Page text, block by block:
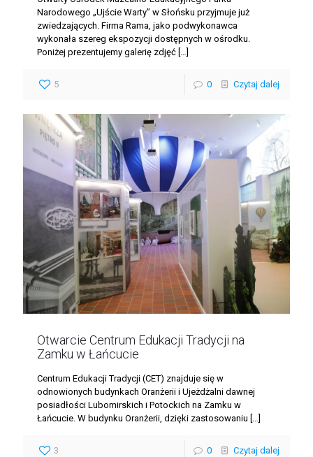
Narodowego „Ujście Warty” w Słońsku przyjmuje już
zwiedzających. Firma Rama, jako podwykonawca
wykonała szereg ekspozycji dostępnych w ośrodku.
Poniżej prezentujemy galerię zdjęć […]
5 0 Czytaj dalej
Otwarcie Centrum Edukacji Tradycji na
Zamku w Łańcucie
Centrum Edukacji Tradycji (CET) znajduje się w
odnowionych budynkach Oranżerii i Ujeżdżalni dawnej
posiadłości Lubomirskich i Potockich na Zamku w
Łańcucie. W budynku Oranżerii, dzięki zastosowaniu […]
3 0 Czytaj dalej